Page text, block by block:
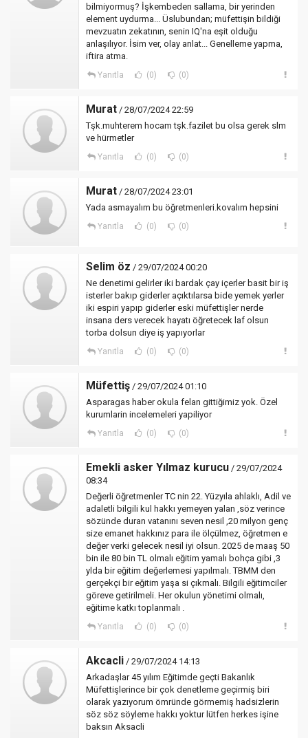
bilmiyormuş? İşkembeden sallama, bir yerinden
element uydurma... Üslubundan; müfettişin bildiği
mevzuatın zekatının, senin IQ'na eşit olduğu
anlaşılıyor. İsim ver, olay anlat... Genelleme yapma,
iftira atma.
Yanıtla (0) (0)
Murat / 28/07/2024 22:59
Tşk.muhterem hocam tşk.fazilet bu olsa gerek slm
ve hürmetler
Yanıtla (0) (0)
Murat / 28/07/2024 23:01
Yada asmayalım bu öğretmenleri.kovalım hepsini
Yanıtla (0) (0)
Selim öz / 29/07/2024 00:20
Ne denetimi gelirler iki bardak çay içerler basit bir iş
isterler bakıp giderler açıktılarsa bide yemek yerler
iki espiri yapıp giderler eski müfettişler nerde
insana ders verecek hayatı öğretecek laf olsun
torba dolsun diye iş yapıyorlar
Yanıtla (0) (0)
Müfettiş / 29/07/2024 01:10
Asparagas haber okula felan gittiğimiz yok. Özel
kurumlarin incelemeleri yapiliyor
Yanıtla (0) (0)
Emekli asker Yılmaz kurucu / 29/07/2024
08:34
Değerli öğretmenler TC nin 22. Yüzyıla ahlaklı, Adil ve
adaletli bilgili kul hakkı yemeyen yalan ,söz verince
sözünde duran vatanını seven nesil ,20 milyon genç
size emanet hakkınız para ile ölçülmez, öğretmen e
değer verki gelecek nesil iyi olsun. 2025 de maaş 50
bin ile 80 bin TL olmalı eğitim yamalı bohça gibi ,3
ylda bir eğitim değerlemesi yapılmalı. TBMM den
gerçekçi bir eğitim yaşa si çıkmalı. Bilgili eğitimciler
göreve getirilmeli. Her okulun yönetimi olmalı,
eğitime katkı toplanmalı .
Yanıtla (0) (0)
Akcacli / 29/07/2024 14:13
Arkadaşlar 45 yılım Eğitimde geçti Bakanlık
Müfettişlerince bir çok denetleme geçirmiş biri
olarak yazıyorum ömründe görmemiş hadsizlerin
söz söz söyleme hakkı yoktur lütfen herkes işine
baksın Aksacli